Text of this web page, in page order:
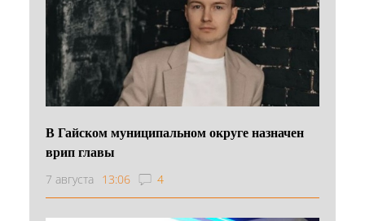
В Гайском муниципальном округе назначен
врип главы
7 августа 13:06 4